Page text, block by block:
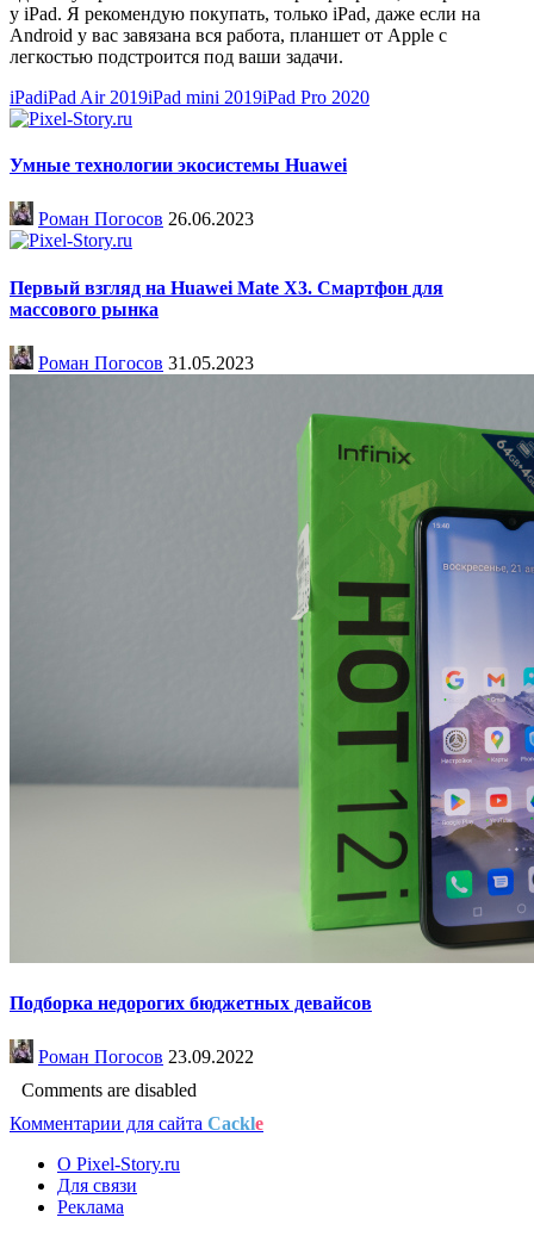
у iPad. Я рекомендую покупать, только iPad, даже если на
Android у вас завязана вся работа, планшет от Apple с
легкостью подстроится под ваши задачи.
iPadiPad Air 2019iPad mini 2019iPad Pro 2020
Умные технологии экосистемы Huawei
Роман Погосов 26.06.2023
Первый взгляд на Huawei Mate X3. Смартфон для
массового рынка
Роман Погосов 31.05.2023
Подборка недорогих бюджетных девайсов
Роман Погосов 23.09.2022
Comments are disabled
Комментарии для сайта Cackle
О Pixel-Story.ru
Для связи
Реклама